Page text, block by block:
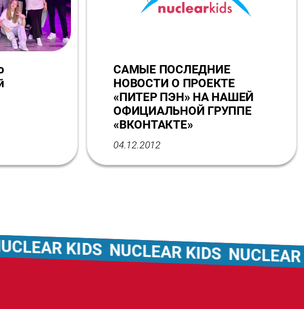
САМЫЕ ПОСЛЕДНИЕ
НОВОСТИ О ПРОЕКТЕ
«ПИТЕР ПЭН» НА НАШЕЙ
ОФИЦИАЛЬНОЙ ГРУППЕ
«ВКОНТАКТЕ»
04.12.2012
KIDS NUCLEAR KIDS NUCLEAR